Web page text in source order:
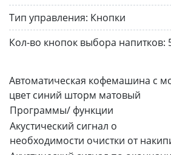
Тип управления: Кнопки
Кол-во кнопок выбора напитков:
Автоматическая кофемашина с
цвет синий шторм матовый
Программы/ функции
Акустический сигнал о
необходимости очистки от